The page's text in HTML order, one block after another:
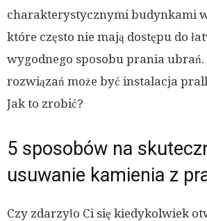
charakterystycznymi budynkami
które często nie mają dostępu do
wygodnego sposobu prania ubrań.
rozwiązań może być instalacja
Jak to zrobić?
5 sposobów na
usuwanie kamienia z
Czy zdarzyło Ci się kiedykolwiek